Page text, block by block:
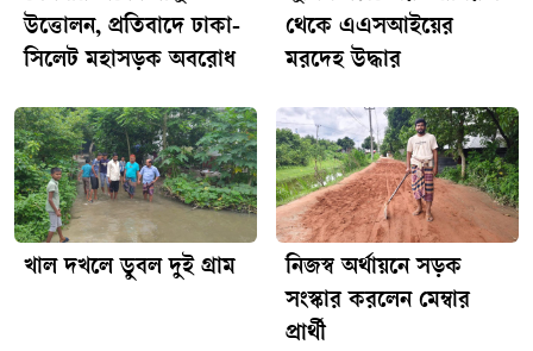
উত্তোলন, প্রতিবাদে ঢাকা-
সিলেট মহাসড়ক অবরোধ
থেকে এএসআইয়ের
মরদেহ উদ্ধার
খাল দখলে ডুবল দুই গ্রাম
নিজস্ব অর্থায়নে সড়ক
সংস্কার করলেন মেম্বার
প্রার্থী